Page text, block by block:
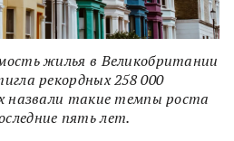
жилья в Великобритании
рекордных 258 000
назвали такие темпы роста
пять лет.